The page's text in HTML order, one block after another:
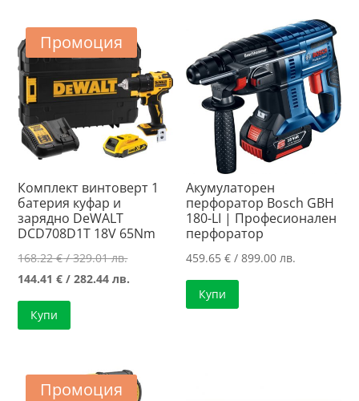
376.95 лв..
Промоция
Комплект винтоверт 1
батерия куфар и
зарядно DeWALT
DCD708D1T 18V 65Nm
168.22€/ 329.01 лв.Original
price
144.41€ / 282.44 лв.
282.44 лв..
Купи
Акумулаторен
перфоратор Bosch GBH
180-LI | Професионален
перфоратор
459.65€ / 899.00 лв.
Купи
Промоция